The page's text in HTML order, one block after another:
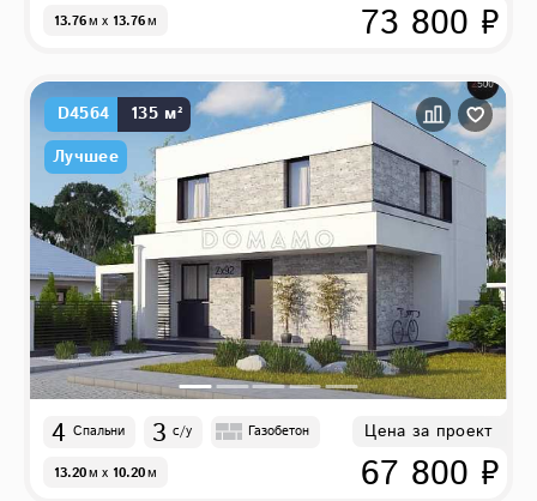
13.76м x 13.76м 73 800 ₽
D4564
135 м²
Лучшее
4 Спальни 3 с/у Газобетон
13.20м x 10.20м
Цена за проект
67 800 ₽